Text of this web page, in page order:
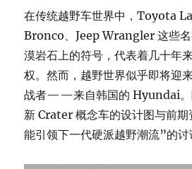
在传统越野车世界中，Toyota
Bronco、Jeep Wrangler 这些
漠岩石上的符号，代表着几十年
权。然而，越野世界似乎即将迎
战者——来自韩国的 Hyundai。
新 Crater 概念车的设计图与前
能引领下一代硬派越野潮流”的讨